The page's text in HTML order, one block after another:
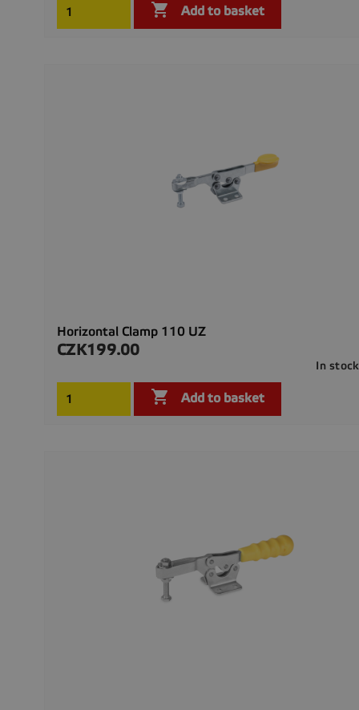
 Add to basket
Horizontal Clamp 110 UZ
Price
CZK199.00
In stock
 Add to basket